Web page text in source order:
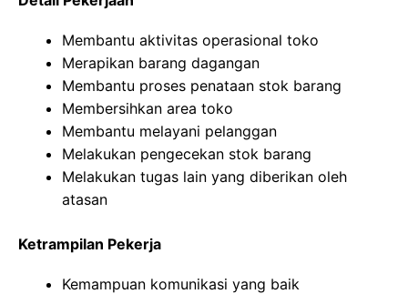
Membantu aktivitas operasional toko
Merapikan barang dagangan
Membantu proses penataan stok barang
Membersihkan area toko
Membantu melayani pelanggan
Melakukan pengecekan stok barang
Melakukan tugas lain yang diberikan oleh
atasan
Ketrampilan Pekerja
Kemampuan komunikasi yang baik